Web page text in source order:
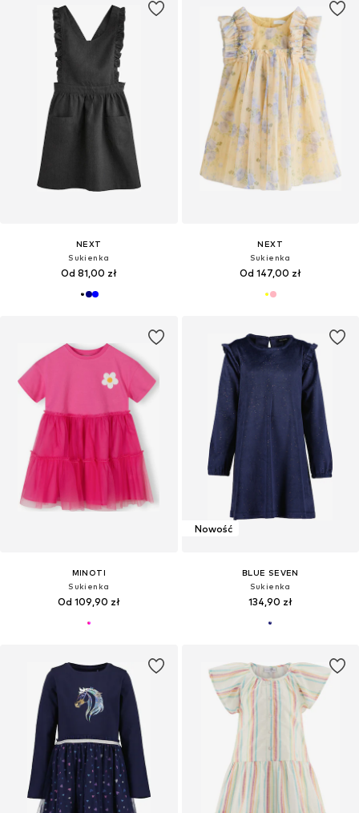
NEXT
Sukienka
Od 81,00 zł
NEXT
Sukienka
Od 147,00 zł
MINOTI
Sukienka
Od 109,90 zł
Nowość
BLUE SEVEN
Sukienka
134,90 zł